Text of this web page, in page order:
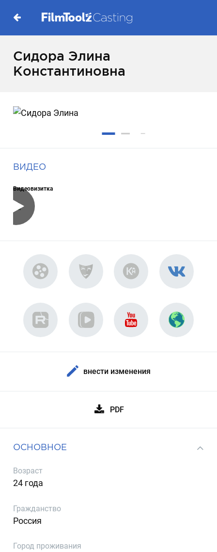
Сидора Элина
Константиновна
ВИДЕО
Видеовизитка
внести изменения
PDF
ОСНОВНОЕ
Возраст
24 года
Гражданство
Россия
Город проживания